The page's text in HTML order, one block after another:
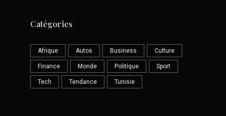
Catégories
Afrique Autos Business Culture
Finance Monde Politique Sport
Tech Tendance Tunisie